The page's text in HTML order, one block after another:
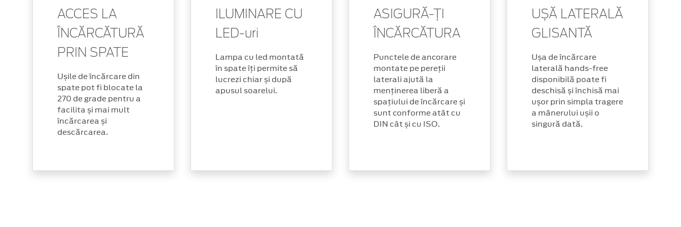
ACCES LA
ÎNCĂRCĂTURĂ
PRIN SPATE
Ușile de încărcare din
spate pot fi blocate la
270 de grade pentru a
facilita și mai mult
încărcarea și
descărcarea.
ILUMINARE CU
LED-uri
Lampa cu led montată
în spate îți permite să
lucrezi chiar și după
apusul soarelui.
ASIGURĂ-ȚI
ÎNCĂRCĂTURA
Punctele de ancorare
montate pe pereții
laterali ajută la
menținerea liberă a
spațiului de încărcare și
sunt conforme atât cu
DIN cât și cu ISO.
UȘĂ LATERALĂ
GLISANTĂ
Ușa de încărcare
laterală hands-free
disponibilă poate fi
deschisă și închisă mai
ușor prin simpla tragere
a mânerului ușii o
singură dată.